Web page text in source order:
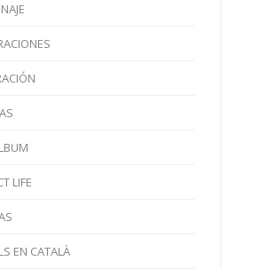
LIFE
EN CATALÀ